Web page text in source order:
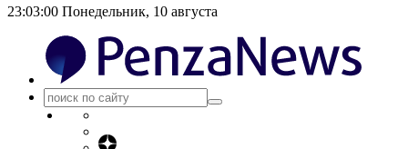
23:03:00 Понедельник, 10 августа